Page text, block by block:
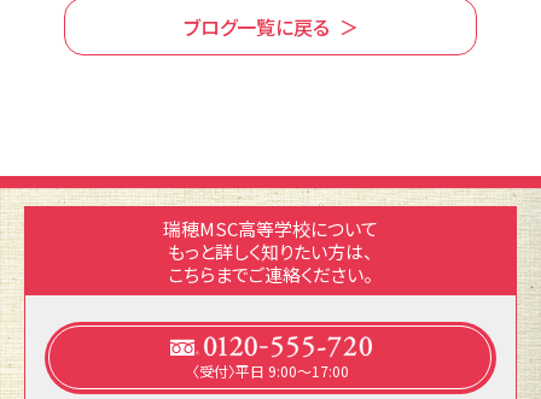
ブログ一覧に戻る
瑞穂MSC高等学校について
もっと詳しく知りたい方は、
こちらまでご連絡ください。
〈受付〉平日 9:00～17:00